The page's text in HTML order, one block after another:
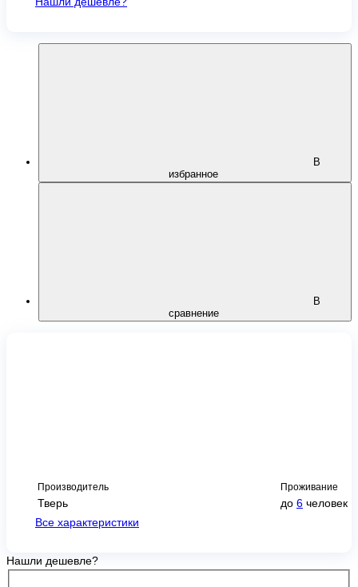
В
избранное
В
сравнение
Производитель
Тверь
Проживание
до 6 человек
Все характеристики
Нашли дешевле?